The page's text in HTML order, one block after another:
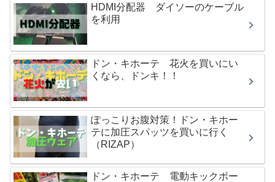
HDMI分配器 ダイソーのケーブル
を利用
ドン・キホーテ 花火を買いにい
くなら、ドンキ！！
ぽっこりお腹対策！ドン・キホー
テに加圧スパッツを買いに行く
（RIZAP）
ドン・キホーテ 電動キックボー